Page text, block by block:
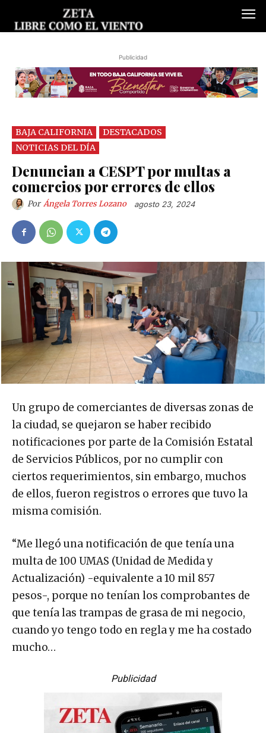
Publicidad
BAJA CALIFORNIA
DESTACADOS
NOTICIAS DEL DÍA
Denuncian a CESPT por multas a
comercios por errores de ellos
Por Ángela Torres Lozano agosto 23, 2024
Un grupo de comerciantes de diversas zonas de
la ciudad, se quejaron se haber recibido
notificaciones por parte de la Comisión Estatal
de Servicios Públicos, por no cumplir con
ciertos requerimientos, sin embargo, muchos
de ellos, fueron registros o errores que tuvo la
misma comisión.
“Me llegó una notificación de que tenía una
multa de 100 UMAS (Unidad de Medida y
Actualización) -equivalente a 10 mil 857
pesos-, porque no tenían los comprobantes de
que tenía las trampas de grasa de mi negocio,
cuando yo tengo todo en regla y me ha costado
mucho…
Publicidad